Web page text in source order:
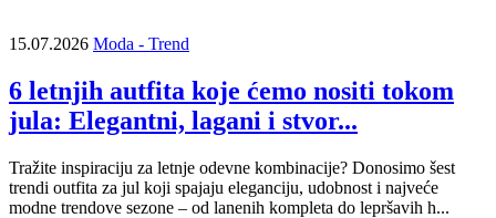
15.07.2026 Moda - Trend
6 letnjih autfita koje ćemo nositi tokom
jula: Elegantni, lagani i stvor...
Tražite inspiraciju za letnje odevne kombinacije? Donosimo šest
trendi outfita za jul koji spajaju eleganciju, udobnost i najveće
modne trendove sezone – od lanenih kompleta do lepršavih h...